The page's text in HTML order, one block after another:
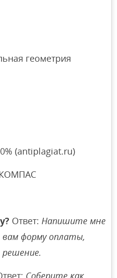
геометрия
(antiplagiat.ru)
Ответ:Напишите мне
форму оплаты,
Соберите как